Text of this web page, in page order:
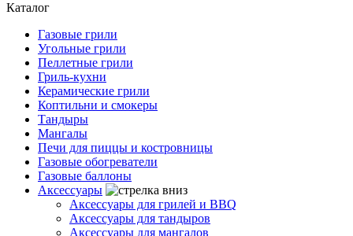
Каталог
Газовые грили
Угольные грили
Пеллетные грили
Гриль-кухни
Керамические грили
Коптильни и смокеры
Тандыры
Мангалы
Печи для пиццы и костровницы
Газовые обогреватели
Газовые баллоны
Аксессуары
Аксессуары для грилей и BBQ
Аксессуары для тандыров
Аксессуары для мангалов